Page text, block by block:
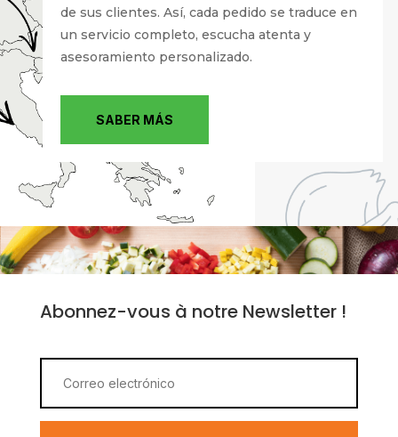
de sus clientes. Así, cada pedido se traduce en
un servicio completo, escucha atenta y
asesoramiento personalizado.
SABER MÁS
Abonnez-vous à notre Newsletter !